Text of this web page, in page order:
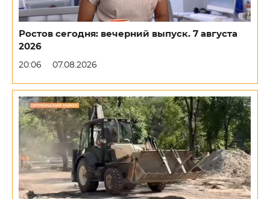
Ростов сегодня: вечерний выпуск. 7 августа
2026
20:06 07.08.2026